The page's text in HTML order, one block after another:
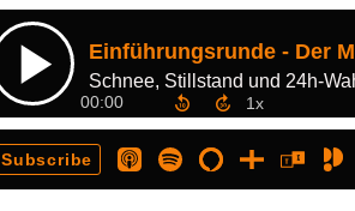
00:00
Subscribe